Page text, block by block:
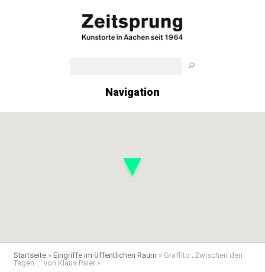
Navigation
Startseite » Eingriffe im öffentlichen Raum » Graffito „Zwischen den
Tagen…“ von Klaus Paier »